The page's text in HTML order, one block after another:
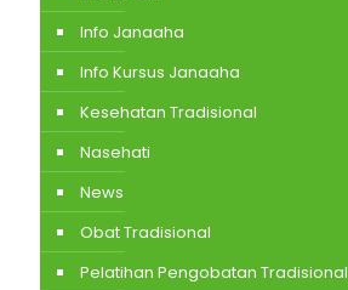
Info Janaaha
Info Kursus Janaaha
Kesehatan Tradisional
Nasehati
News
Obat Tradisional
Pelatihan Pengobatan Tradisional